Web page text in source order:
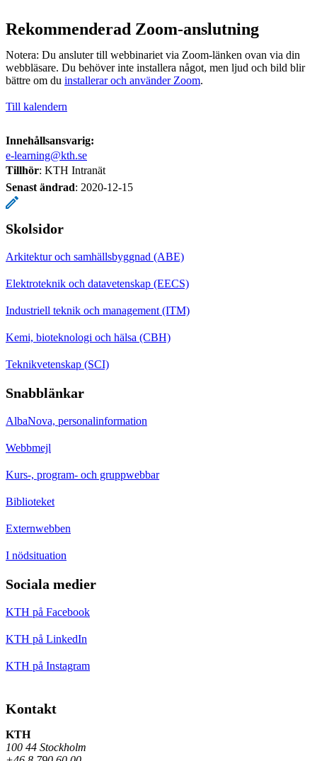
Rekommenderad Zoom-anslutning
Notera: Du ansluter till webbinariet via Zoom-länken ovan via din
webbläsare. Du behöver inte installera något, men ljud och bild blir
bättre om du installerar och använder Zoom.
Till kalendern
Innehållsansvarig:
e-learning@kth.se
Tillhör: KTH Intranät
Senast ändrad: 2020-12-15
Skolsidor
Arkitektur och samhällsbyggnad (ABE)
Elektroteknik och datavetenskap (EECS)
Industriell teknik och management (ITM)
Kemi, bioteknologi och hälsa (CBH)
Teknikvetenskap (SCI)
Snabblänkar
AlbaNova, personalinformation
Webbmejl
Kurs-, program- och gruppwebbar
Biblioteket
Externwebben
I nödsituation
Sociala medier
KTH på Facebook
KTH på LinkedIn
KTH på Instagram
Kontakt
KTH
100 44 Stockholm